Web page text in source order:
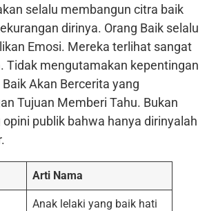
selalu membangun citra baik
dirinya. Orang Baik selalu
Emosi. Mereka terlihat sangat
Tidak mengutamakan kepentingan
Akan Bercerita yang
Tujuan Memberi Tahu. Bukan
publik bahwa hanya dirinyalah
Arti Nama
Anak lelaki yang baik hati